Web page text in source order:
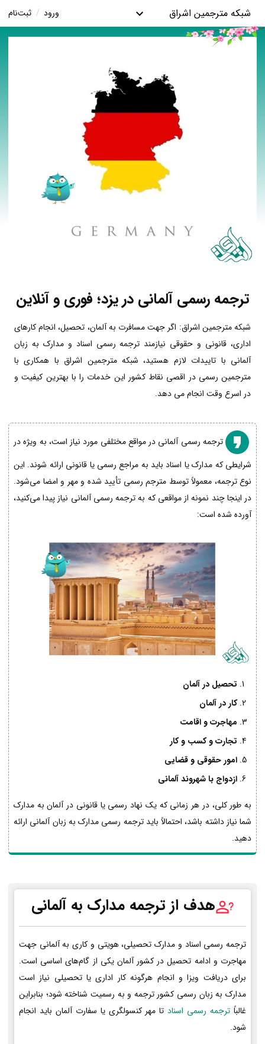
شبکه مترجمین اشراق ورود / ثبت‌نام
ترجمه رسمی آلمانی در یزد؛ فوری و آنلاین
شبکه مترجمین اشراق: اگر جهت مسافرت به آلمان، تحصیل، انجام کارهای
اداری، قانونی و حقوقی نیازمند ترجمه رسمی اسناد و مدارک به زبان
آلمانی با تاییدات لازم هستید، شبکه مترجمین اشراق با همکاری با
مترجمین رسمی در اقصی نقاط کشور این خدمات را با بهترین کیفیت و
در اسرع وقت انجام می دهد.
ترجمه رسمی آلمانی در مواقع مختلفی مورد نیاز است، به ویژه در
شرایطی که مدارک یا اسناد باید به مراجع رسمی یا قانونی ارائه شوند. این
نوع ترجمه، معمولاً توسط مترجم رسمی تأیید شده و مهر و امضا می‌شود.
در اینجا چند نمونه از مواقعی که به ترجمه رسمی آلمانی نیاز پیدا می‌کنید،
آورده شده است:
تحصیل در آلمان
کار در آلمان
مهاجرت و اقامت
تجارت و کسب و کار
امور حقوقی و قضایی
ازدواج با شهروند آلمانی
به طور کلی، در هر زمانی که یک نهاد رسمی یا قانونی در آلمان به مدارک
شما نیاز داشته باشد، احتمالاً باید ترجمه رسمی مدارک به زبان آلمانی ارائه
دهید.
هدف از ترجمه مدارک به آلمانی
ترجمه رسمی اسناد و مدارک تحصیلی، هویتی و کاری به آلمانی جهت
مهاجرت و ادامه تحصیل در کشور آلمان یکی از گام‌های اساسی است.
برای دریافت ویزا و انجام هرگونه کار اداری یا تحصیلی نیاز است
مدارک به زبان رسمی کشور ترجمه و به رسمیت شناخته شود؛ بنابراین
غالباً ترجمه رسمی اسنادتا مهر کنسولگری یا سفارت آلمان باید انجام
شود.